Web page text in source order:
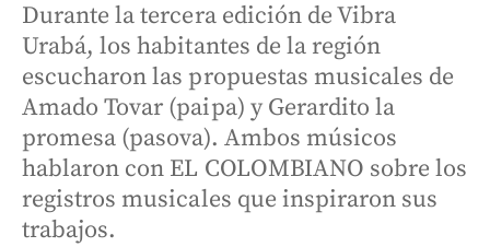
Durante la tercera edición de Vibra
Urabá, los habitantes de la región
escucharon las propuestas musicales de
Amado Tovar (paipa) y Gerardito la
promesa (pasova). Ambos músicos
hablaron con EL COLOMBIANO sobre los
registros musicales que inspiraron sus
trabajos.